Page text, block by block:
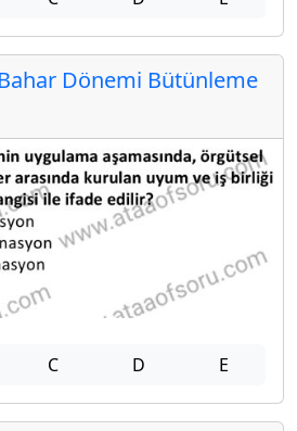
Dönemi Bütünleme
C D E